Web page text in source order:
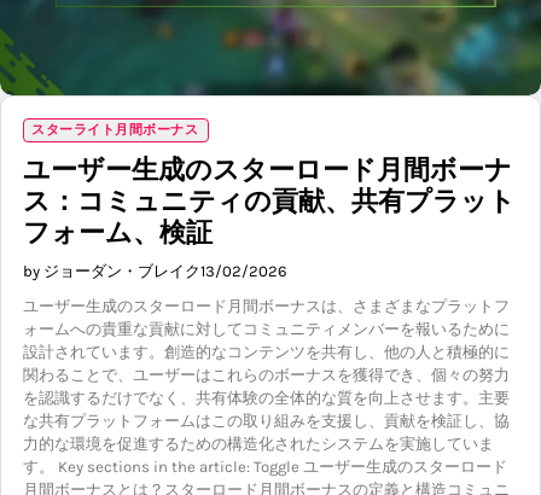
スターライト月間ボーナス
ユーザー生成のスターロード月間ボーナ
ス：コミュニティの貢献、共有プラット
フォーム、検証
by ジョーダン・ブレイク13/02/2026
ユーザー生成のスターロード月間ボーナスは、さまざまなプラットフ
ォームへの貴重な貢献に対してコミュニティメンバーを報いるために
設計されています。創造的なコンテンツを共有し、他の人と積極的に
関わることで、ユーザーはこれらのボーナスを獲得でき、個々の努力
を認識するだけでなく、共有体験の全体的な質を向上させます。主要
な共有プラットフォームはこの取り組みを支援し、貢献を検証し、協
力的な環境を促進するための構造化されたシステムを実施していま
す。 Key sections in the article: Toggle ユーザー生成のスターロード
月間ボーナスとは？スターロード月間ボーナスの定義と構造コミュニ